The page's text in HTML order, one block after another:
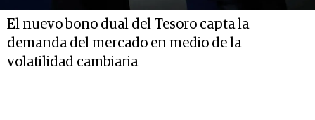
El nuevo bono dual del Tesoro capta la
demanda del mercado en medio de la
volatilidad cambiaria